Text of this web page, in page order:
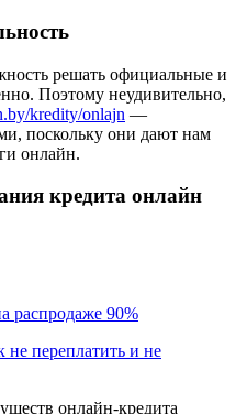
решать официальные и
Поэтому неудивительно,
kredity/onlajn —
поскольку они дают нам
онлайн.
кредита онлайн
распродаже 90%
не переплатить и не
онлайн-кредита